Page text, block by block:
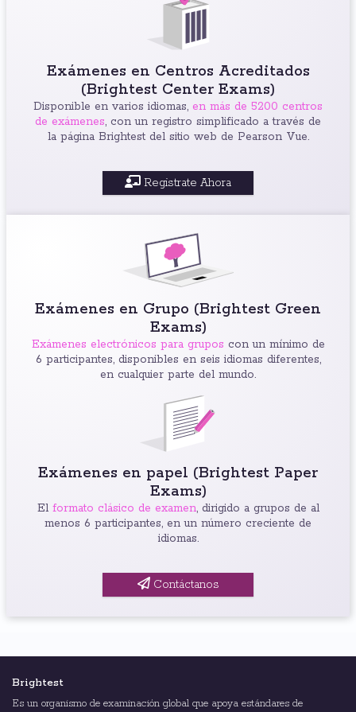
Exámenes en Centros Acreditados
(Brightest Center Exams)
Disponible en varios idiomas, en más de 5200 centros
de exámenes, con un registro simplificado a través de
la página Brightest del sitio web de Pearson Vue.
Registrate Ahora
Exámenes en Grupo (Brightest Green
Exams)
Exámenes electrónicos para grupos con un mínimo de
6 participantes, disponibles en seis idiomas diferentes,
en cualquier parte del mundo.
Exámenes en papel (Brightest Paper
Exams)
El formato clásico de examen, dirigido a grupos de al
menos 6 participantes, en un número creciente de
idiomas.
Contáctanos
Brightest
Es un organismo de examinación global que apoya estándares de